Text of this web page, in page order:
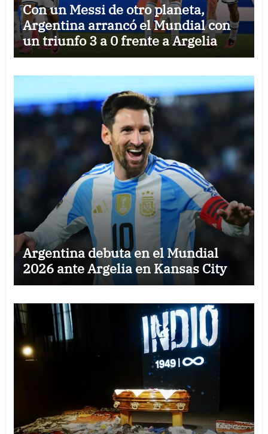
Con un Messi de otro planeta,
Argentina arrancó el Mundial con
un triunfo 3 a 0 frente a Argelia
Argentina debuta en el Mundial
2026 ante Argelia en Kansas City